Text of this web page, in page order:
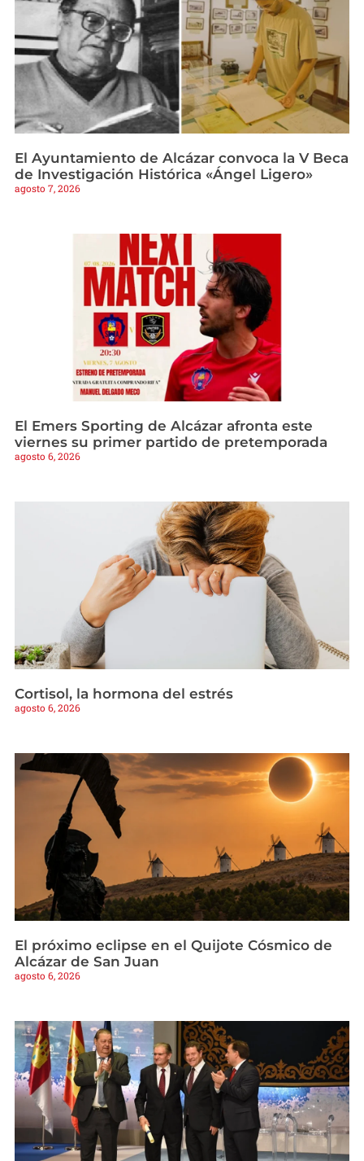
El Ayuntamiento de Alcázar convoca la V Beca
de Investigación Histórica «Ángel Ligero»
agosto 7, 2026
El Emers Sporting de Alcázar afronta este
viernes su primer partido de pretemporada
agosto 6, 2026
Cortisol, la hormona del estrés
agosto 6, 2026
El próximo eclipse en el Quijote Cósmico de
Alcázar de San Juan
agosto 6, 2026